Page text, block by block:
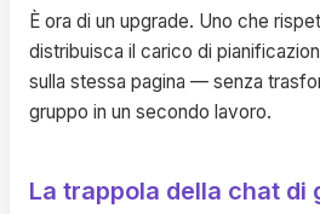
È ora di un upgrade. Uno che
distribuisca il carico di
sulla stessa pagina — senza
gruppo in un secondo lavoro.
La trappola della chat di